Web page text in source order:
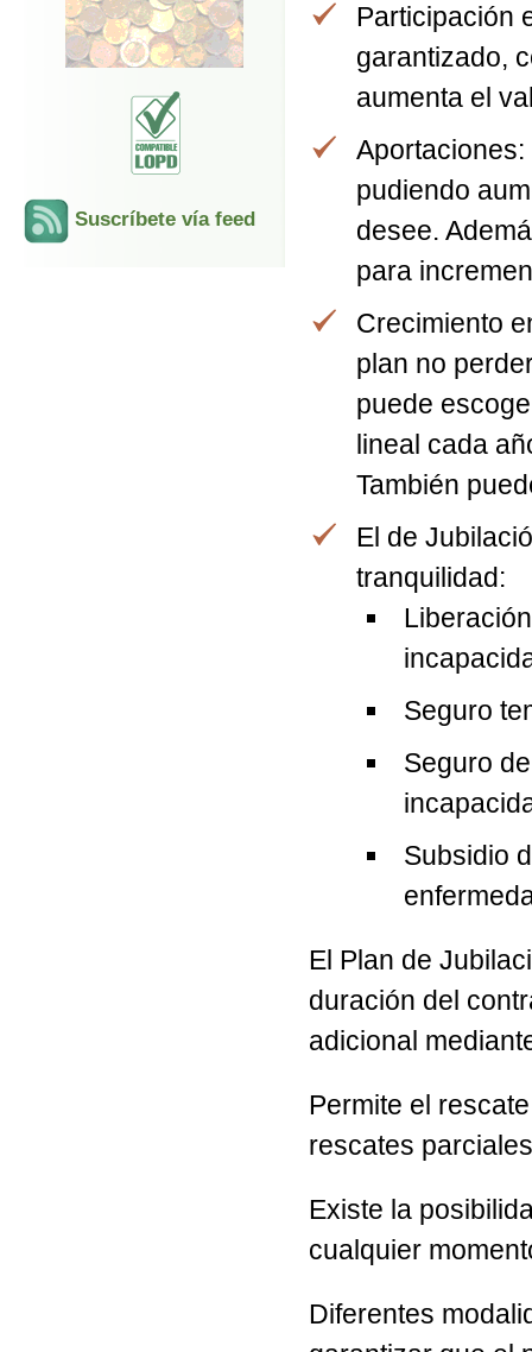
Suscríbete vía feed
Participación
garantizado,
aumenta el
pudiendo
desee.
para
Crecimiento
plan no
puede
lineal cada
También
El de
tranquilidad:
Seguro
Seguro
Subsidio
El Plan de
duración del
adicional
Permite el
rescates
Existe la
cualquier
Diferentes